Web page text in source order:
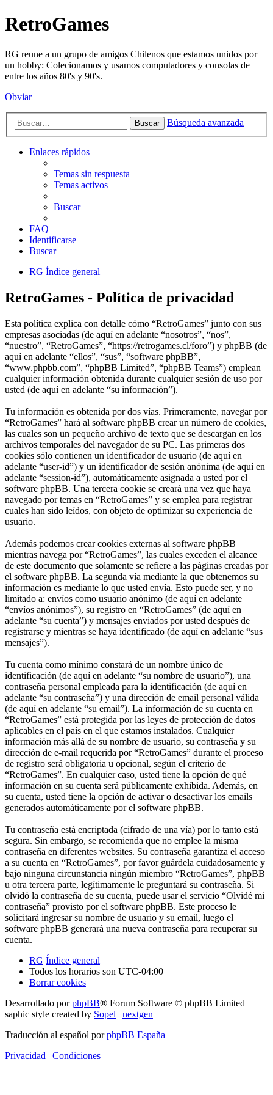
RetroGames
RG reune a un grupo de amigos Chilenos que estamos unidos por
un hobby: Colecionamos y usamos computadores y consolas de
entre los años 80's y 90's.
Obviar
Buscar Búsqueda avanzada
Enlaces rápidos
Temas sin respuesta
Temas activos
Buscar
FAQ
Identificarse
Buscar
RG Índice general
RetroGames - Política de privacidad
Esta política explica con detalle cómo “RetroGames” junto con sus
empresas asociadas (de aquí en adelante “nosotros”, “nos”,
“nuestro”, “RetroGames”, “https://retrogames.cl/foro”) y phpBB (de
aquí en adelante “ellos”, “sus”, “software phpBB”,
“www.phpbb.com”, “phpBB Limited”, “phpBB Teams”) emplean
cualquier información obtenida durante cualquier sesión de uso por
usted (de aquí en adelante “su información”).
Tu información es obtenida por dos vías. Primeramente, navegar por
“RetroGames” hará al software phpBB crear un número de cookies,
las cuales son un pequeño archivo de texto que se descargan en los
archivos temporales del navegador de su PC. Las primeras dos
cookies sólo contienen un identificador de usuario (de aquí en
adelante “user-id”) y un identificador de sesión anónima (de aquí en
adelante “session-id”), automáticamente asignada a usted por el
software phpBB. Una tercera cookie se creará una vez que haya
navegado por temas en “RetroGames” y se emplea para registrar
cuales han sido leídos, con objeto de optimizar su experiencia de
usuario.
Además podemos crear cookies externas al software phpBB
mientras navega por “RetroGames”, las cuales exceden el alcance
de este documento que solamente se refiere a las páginas creadas por
el software phpBB. La segunda vía mediante la que obtenemos su
información es mediante lo que usted envía. Esto puede ser, y no
limitado a: envíos como usuario anónimo (de aquí en adelante
“envíos anónimos”), su registro en “RetroGames” (de aquí en
adelante “su cuenta”) y mensajes enviados por usted después de
registrarse y mientras se haya identificado (de aquí en adelante “sus
mensajes”).
Tu cuenta como mínimo constará de un nombre único de
identificación (de aquí en adelante “su nombre de usuario”), una
contraseña personal empleada para la identificación (de aquí en
adelante “su contraseña”) y una dirección de email personal válida
(de aquí en adelante “su email”). La información de su cuenta en
“RetroGames” está protegida por las leyes de protección de datos
aplicables en el país en el que estamos instalados. Cualquier
información más allá de su nombre de usuario, su contraseña y su
dirección de e-mail requerida por “RetroGames” durante el proceso
de registro será obligatoria u opcional, según el criterio de
“RetroGames”. En cualquier caso, usted tiene la opción de qué
información en su cuenta será públicamente exhibida. Además, en
su cuenta, usted tiene la opción de activar o desactivar los emails
generados automáticamente por el software phpBB.
Tu contraseña está encriptada (cifrado de una vía) por lo tanto está
segura. Sin embargo, se recomienda que no emplee la misma
contraseña en diferentes websites. Su contraseña garantiza el acceso
a su cuenta en “RetroGames”, por favor guárdela cuidadosamente y
bajo ninguna circunstancia ningún miembro “RetroGames”, phpBB
u otra tercera parte, legítimamente le preguntará su contraseña. Si
olvidó la contraseña de su cuenta, puede usar el servicio “Olvidé mi
contraseña” provisto por el software phpBB. Este proceso le
solicitará ingresar su nombre de usuario y su email, luego el
software phpBB generará una nueva contraseña para recuperar su
cuenta.
RG Índice general
Todos los horarios son UTC-04:00
Borrar cookies
Desarrollado porphpBB® Forum Software © phpBB Limited
saphic style created by Sopel | nextgen
Traducción al español porphpBB España
Privacidad | Condiciones